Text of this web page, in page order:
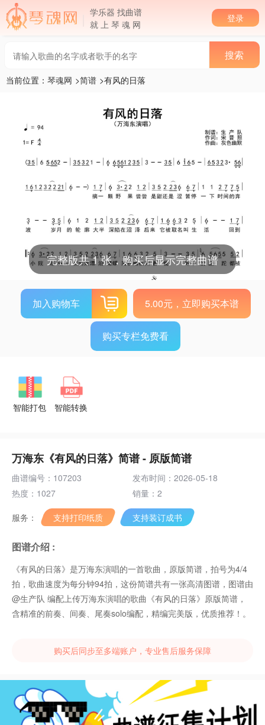
学乐器 找曲谱
就 上 琴 魂 网
登录
当前位置： 琴魂网 >简谱 >有风的日落
完整版共 1 张，购买后显示完整曲谱
加入购物车 5.00元，立即购买本谱
购买专栏免费看
智能打包 智能转换
万海东《有风的日落》简谱 - 原版简谱
曲谱编号：107203
发布时间：2026-05-18
热度：1027
销量：2
服务： 支持打印纸质 支持装订成书
图谱介绍 :
《有风的日落》是万海东演唱的一首歌曲，原版简谱，拍号为4/4
拍，歌曲速度为每分钟94拍，这份简谱共有一张高清图谱，图谱由
@生产队 编配上传万海东演唱的歌曲《有风的日落》原版简谱，
含精准的前奏、间奏、尾奏solo编配，精编完美版，优质推荐！。
购买后同步至多端账户，专业售后服务保障